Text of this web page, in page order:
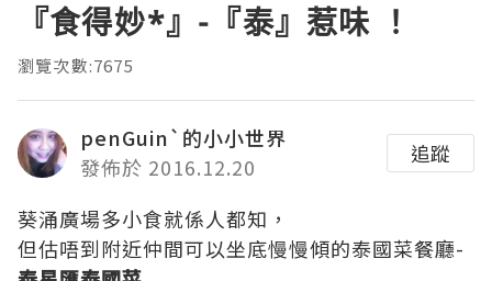
『食得妙*』-『泰』惹味 ！
瀏覽次數:7675
penGuin`的小小世界
發佈於 2016.12.20
追蹤
葵涌廣場多小食就係人都知，
但估唔到附近仲間可以坐底慢慢傾的泰國菜餐廳-